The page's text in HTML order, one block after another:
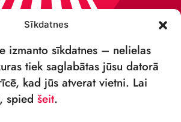
Sīkdatnes
izmanto sīkdatnes – nelielas
tiek saglabātas jūsu datorā
kad jūs atverat vietni. Lai
spied šeit.
„RĪGAS CIRKS”
iela 4,